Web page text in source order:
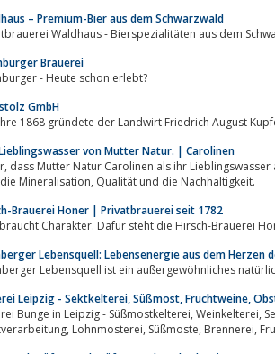
– Premium-Bier aus dem Schwarzwald
Waldhaus - Bierspezialitäten aus dem
Brauerei
- Heute schon erlebt?
GmbH
1868 gründete der Landwirt Friedrich August
von Mutter Natur. | Carolinen
Gründe
sind die Mineralisation, Qualität und die Nachhaltigkeit.
Brauerei Honer | Privatbrauerei seit 1782
Charakter. Dafür steht die Hirsch-Brauerei
Lebensquell: Lebensenergie aus dem Herzen
Lebensquell ist ein außergewöhnliches
Leipzig - Sektkelterei, Süßmost, Fruchtweine,
in Leipzig - Süßmostkelterei, Weinkelterei, Sektkelterei. Fruchtweine, Nektar, Obstbrände, Säfte, Obstannahme,